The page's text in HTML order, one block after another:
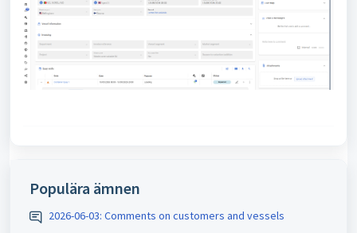
Populära ämnen
2026-06-03: Comments on customers and vessels